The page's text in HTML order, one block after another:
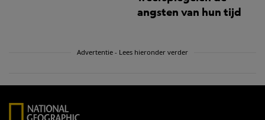
angsten van hun tijd
Advertentie - Lees hieronder verder